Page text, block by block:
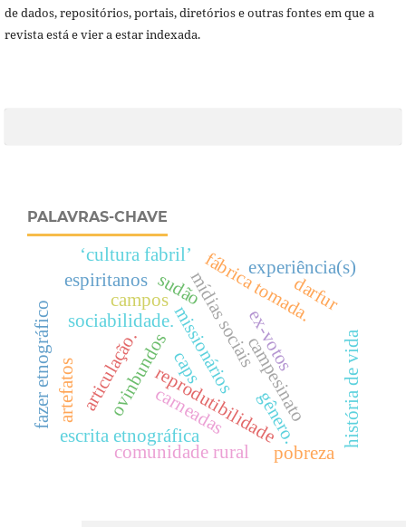
de dados, repositórios, portais, diretórios e outras fontes em que a
revista está e vier a estar indexada.
PALAVRAS-CHAVE
mídias sociais
reprodutibilidade
ovinbundosmissionários
sociabilidade.
campesinato
carneadas
escrita etnográfica
fazer etnográfico ex-votos
sudãofábrica tomada.
experiência(s)
‘cultura fabril’
história de vida
articulação.
campos
espiritanos darfur
comunidade rural pobreza
gênero.
artefatos caps